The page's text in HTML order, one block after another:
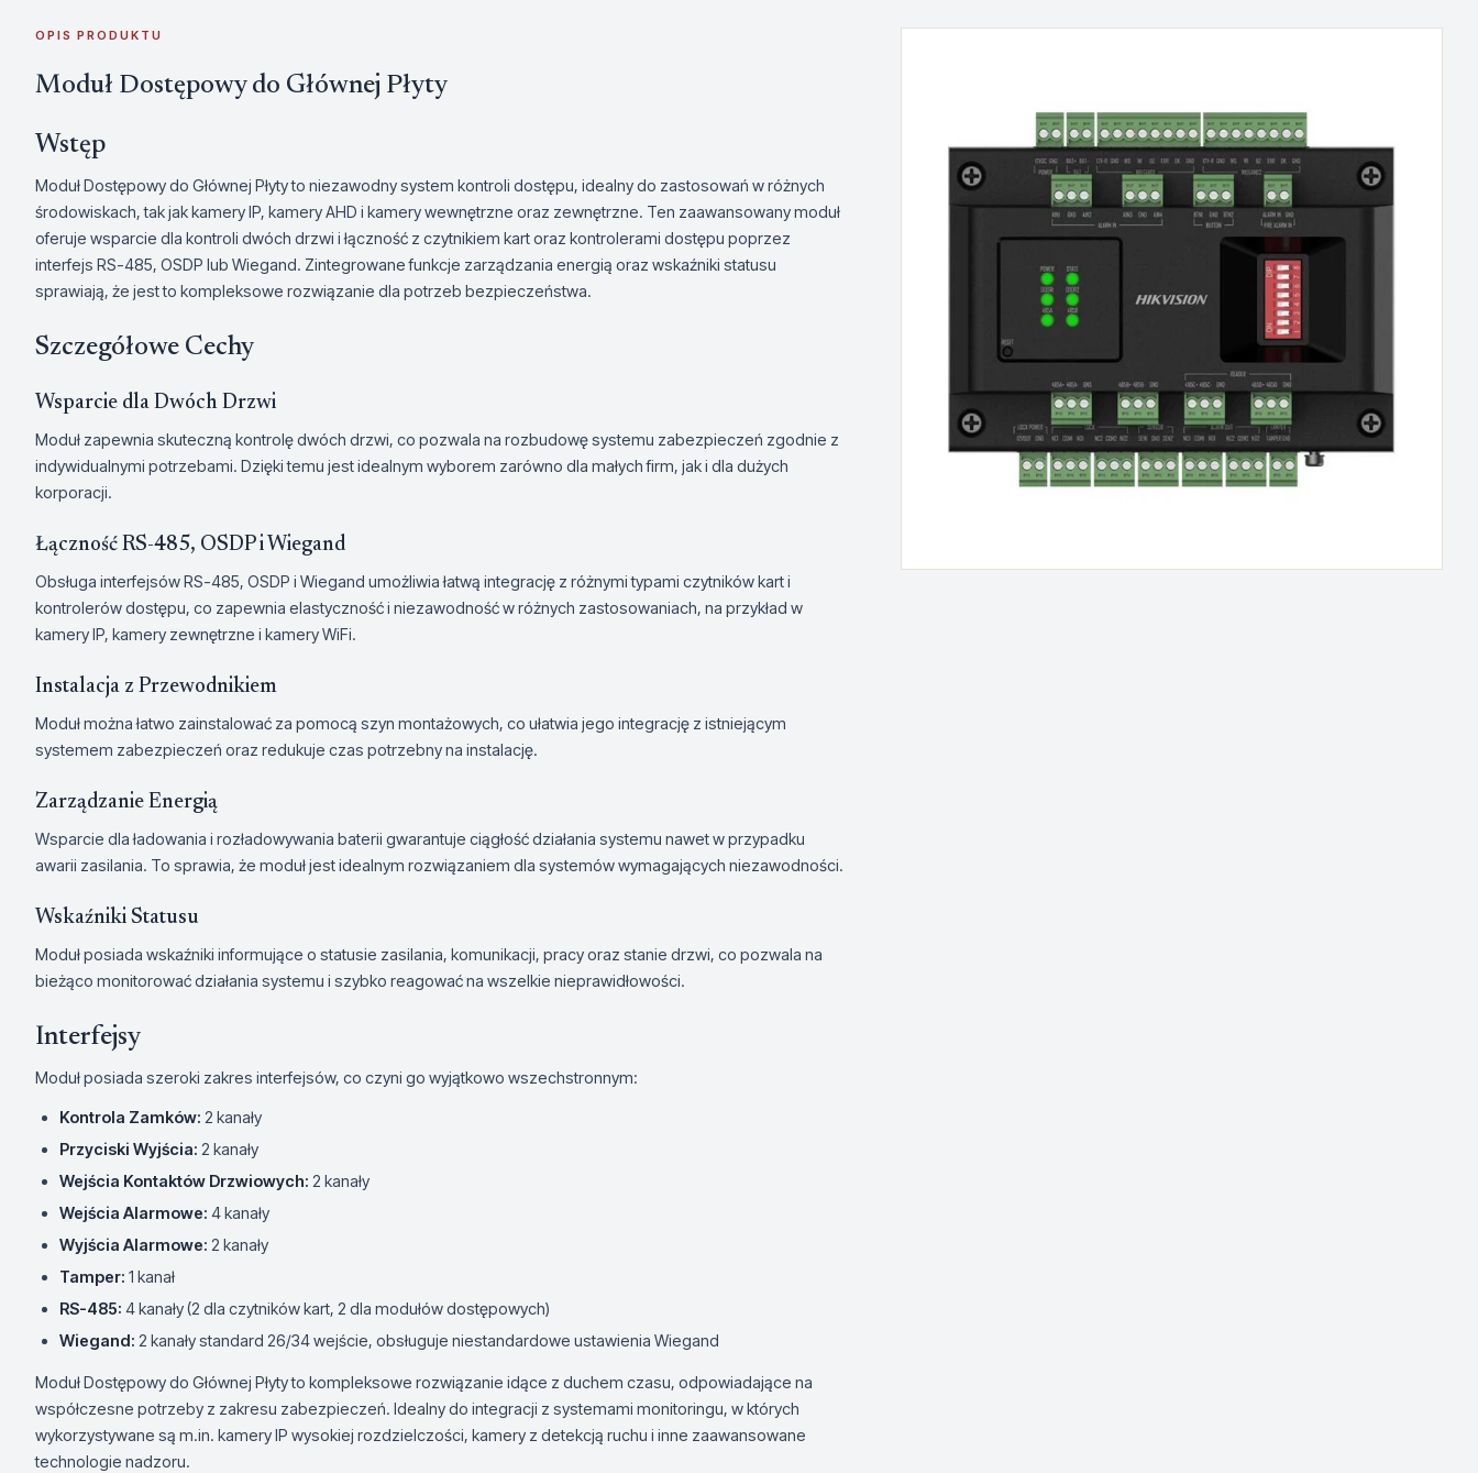
OPIS PRODUKTU
Moduł Dostępowy do Głównej Płyty
Wstęp
Moduł Dostępowy do Głównej Płyty to niezawodny system kontroli dostępu, idealny do zastosowań w różnych
środowiskach, tak jak kamery IP, kamery AHD i kamery wewnętrzne oraz zewnętrzne. Ten zaawansowany moduł
oferuje wsparcie dla kontroli dwóch drzwi i łączność z czytnikiem kart oraz kontrolerami dostępu poprzez
interfejs RS-485, OSDP lub Wiegand. Zintegrowane funkcje zarządzania energią oraz wskaźniki statusu
sprawiają, że jest to kompleksowe rozwiązanie dla potrzeb bezpieczeństwa.
Szczegółowe Cechy
Wsparcie dla Dwóch Drzwi
Moduł zapewnia skuteczną kontrolę dwóch drzwi, co pozwala na rozbudowę systemu zabezpieczeń zgodnie z
indywidualnymi potrzebami. Dzięki temu jest idealnym wyborem zarówno dla małych firm, jak i dla dużych
korporacji.
Łączność RS-485, OSDP i Wiegand
Obsługa interfejsów RS-485, OSDP i Wiegand umożliwia łatwą integrację z różnymi typami czytników kart i
kontrolerów dostępu, co zapewnia elastyczność i niezawodność w różnych zastosowaniach, na przykład w
kamery IP, kamery zewnętrzne i kamery WiFi.
Instalacja z Przewodnikiem
Moduł można łatwo zainstalować za pomocą szyn montażowych, co ułatwia jego integrację z istniejącym
systemem zabezpieczeń oraz redukuje czas potrzebny na instalację.
Zarządzanie Energią
Wsparcie dla ładowania i rozładowywania baterii gwarantuje ciągłość działania systemu nawet w przypadku
awarii zasilania. To sprawia, że moduł jest idealnym rozwiązaniem dla systemów wymagających niezawodności.
Wskaźniki Statusu
Moduł posiada wskaźniki informujące o statusie zasilania, komunikacji, pracy oraz stanie drzwi, co pozwala na
bieżąco monitorować działania systemu i szybko reagować na wszelkie nieprawidłowości.
Interfejsy
Moduł posiada szeroki zakres interfejsów, co czyni go wyjątkowo wszechstronnym:
Kontrola Zamków: 2 kanały
Przyciski Wyjścia: 2 kanały
Wejścia Kontaktów Drzwiowych: 2 kanały
Wejścia Alarmowe: 4 kanały
Wyjścia Alarmowe: 2 kanały
Tamper: 1 kanał
RS-485: 4 kanały (2 dla czytników kart, 2 dla modułów dostępowych)
Wiegand: 2 kanały standard 26/34 wejście, obsługuje niestandardowe ustawienia Wiegand
Moduł Dostępowy do Głównej Płyty to kompleksowe rozwiązanie idące z duchem czasu, odpowiadające na
współczesne potrzeby z zakresu zabezpieczeń. Idealny do integracji z systemami monitoringu, w których
wykorzystywane są m.in. kamery IP wysokiej rozdzielczości, kamery z detekcją ruchu i inne zaawansowane
technologie nadzoru.